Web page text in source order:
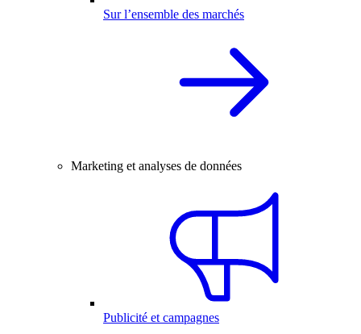
Sur l’ensemble des marchés
Marketing et analyses de données
Publicité et campagnes